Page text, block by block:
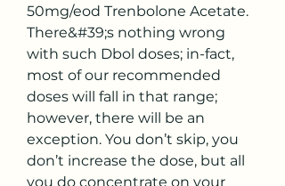
50mg/eod Trenbolone Acetate.
There&#39;s nothing wrong
with such Dbol doses; in-fact,
most of our recommended
doses will fall in that range;
however, there will be an
exception. You don’t skip, you
don’t increase the dose, but all
you do concentrate on your